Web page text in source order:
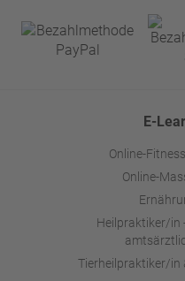
E-
Online-
Online-
Heilpraktiker/in
Tierheilpraktiker/in